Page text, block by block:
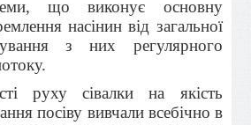
що виконує основну
насі­нин від загальної
з них регулярного
руху сівалки на якість
посіву вивчали всебічно в